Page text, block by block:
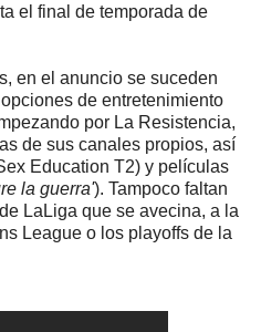
el final de temporada de
en el anuncio se suceden
de entretenimiento
por La Resistencia,
de sus canales propios, así
Education T2) y películas
la guerra'). Tampoco faltan
LaLiga que se avecina, a la
League o los playoffs de la